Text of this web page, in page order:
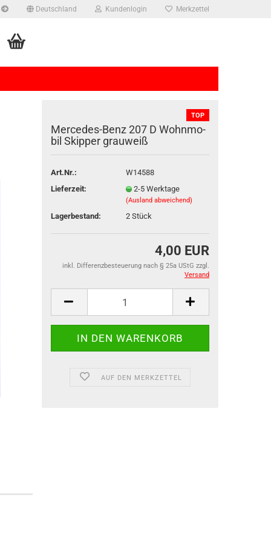
Deutschland Kundenlogin Merkzettel
TOP
Mercedes-​​Benz 207 D Wohn­mo­
bil Skip­per grau­weiß
Art.Nr.:
W14588
Lieferzeit:
2-5 Werktage
(Ausland abweichend)
Lagerbestand: 2 Stück
4,00 EUR
inkl. Differenzbesteuerung nach § 25a UStG zzgl.
Versand
AUF DEN MERKZETTEL